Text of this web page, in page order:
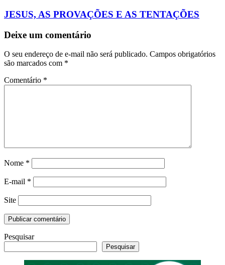
JESUS, AS PROVAÇÕES E AS TENTAÇÕES
Deixe um comentário
O seu endereço de e-mail não será publicado. Campos obrigatórios
são marcados com *
Comentário *
Nome *
E-mail *
Site
Pesquisar
Pesquisar